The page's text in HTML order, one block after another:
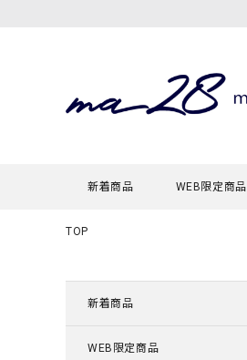
新着商品 WEB限定商品
TOP
新着商品
WEB限定商品